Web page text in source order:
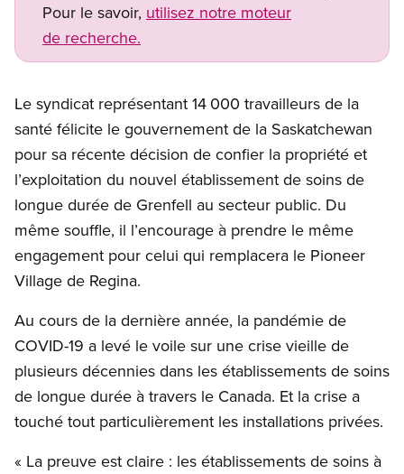
Pour le savoir, utilisez notre moteur
de recherche.
Le syndicat représentant 14 000 travailleurs de la
santé félicite le gouvernement de la Saskatchewan
pour sa récente décision de confier la propriété et
l’exploitation du nouvel établissement de soins de
longue durée de Grenfell au secteur public. Du
même souffle, il l’encourage à prendre le même
engagement pour celui qui remplacera le Pioneer
Village de Regina.
Au cours de la dernière année, la pandémie de
COVID-19 a levé le voile sur une crise vieille de
plusieurs décennies dans les établissements de soins
de longue durée à travers le Canada. Et la crise a
touché tout particulièrement les installations privées.
« La preuve est claire : les établissements de soins à